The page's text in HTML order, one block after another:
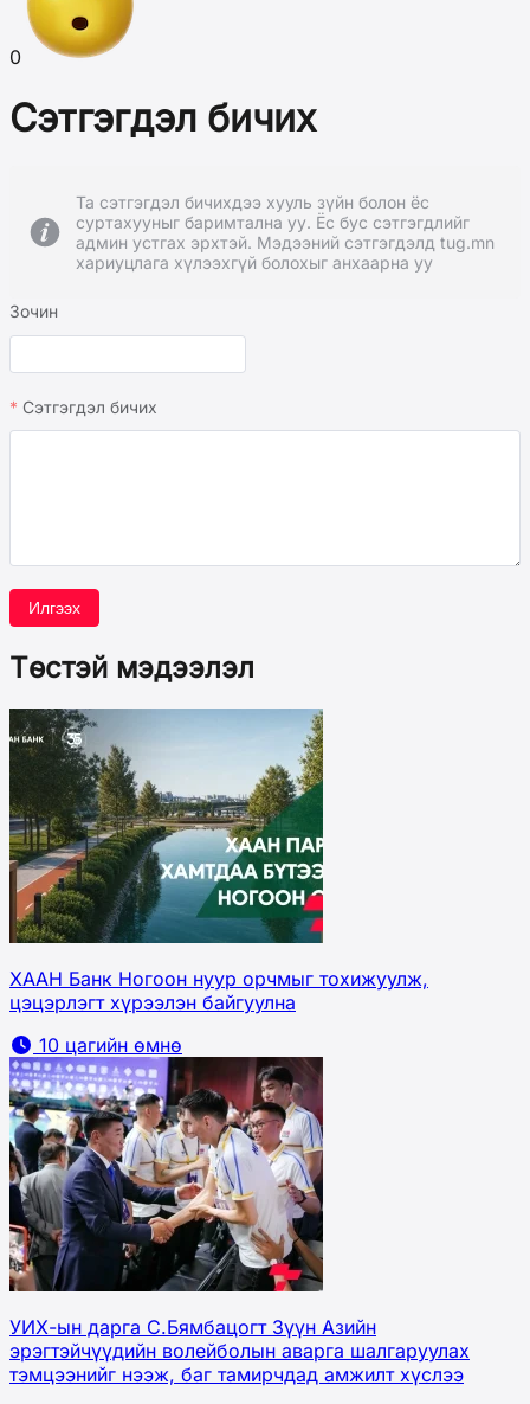
0
Сэтгэгдэл бичих
Та сэтгэгдэл бичихдээ хууль зүйн болон ёс
суртахууныг баримтална уу. Ёс бус сэтгэгдлийг
админ устгах эрхтэй. Мэдээний сэтгэгдэлд tug.mn
хариуцлага хүлээхгүй болохыг анхаарна уу
Зочин
Сэтгэгдэл бичих
Илгээх
Төстэй мэдээлэл
ХААН Банк Ногоон нуур орчмыг тохижуулж,
цэцэрлэгт хүрээлэн байгуулна
10 цагийн өмнө
УИХ-ын дарга С.Бямбацогт Зүүн Азийн
эрэгтэйчүүдийн волейболын аварга шалгаруулах
тэмцээнийг нээж, баг тамирчдад амжилт хүслээ